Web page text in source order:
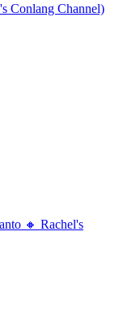
Conlang Channel)
🔸 Rachel's